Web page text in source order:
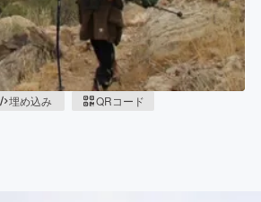
埋め込み QRコード